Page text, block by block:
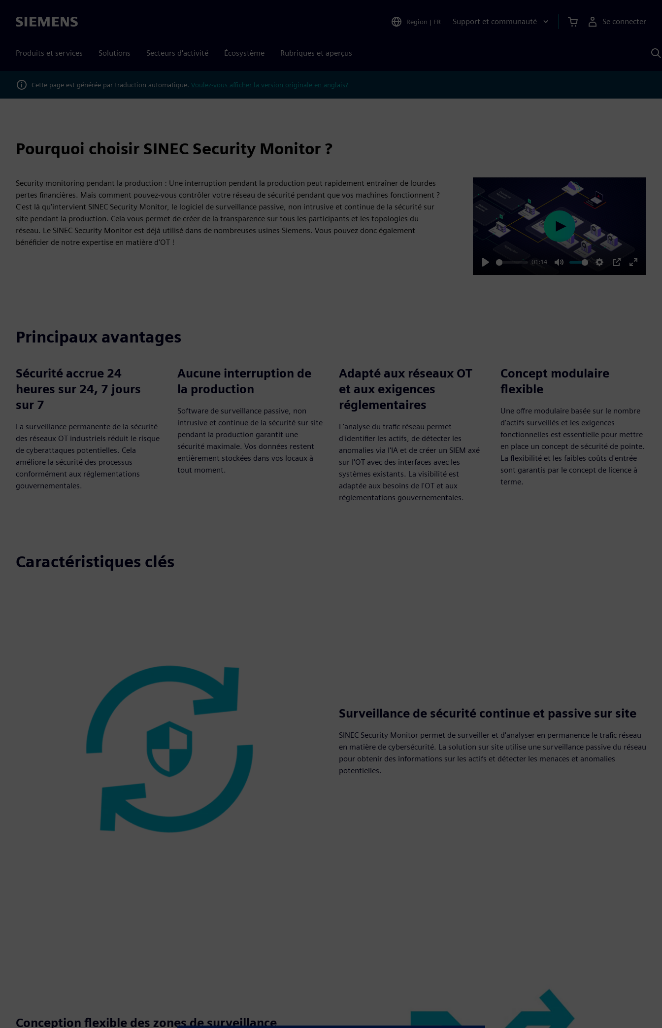
Siemens Region | FR Support et communauté Se connecter
Produits et services Solutions Secteurs d'activité Écosystème Rubriques et aperçus
Cette page est générée par traduction automatique. Voulez-vous afficher la version originale en anglais?
Pourquoi choisir SINEC Security Monitor ?
Security monitoring pendant la production : Une interruption pendant la production peut rapidement entraîner de lourdes
pertes financières. Mais comment pouvez-vous contrôler votre réseau de sécurité pendant que vos machines fonctionnent ?
C'est là qu'intervient SINEC Security Monitor, le logiciel de surveillance passive, non intrusive et continue de la sécurité sur
site pendant la production. Cela vous permet de créer de la transparence sur tous les participants et les topologies du
réseau. Le SINEC Security Monitor est déjà utilisé dans de nombreuses usines Siemens. Vous pouvez donc également
bénéficier de notre expertise en matière d'OT !
Play
01:14
Mute Settings
PIP
Enter
Play
Principaux avantages
Sécurité accrue 24
heures sur 24, 7 jours
sur 7
La surveillance permanente de la sécurité
des réseaux OT industriels réduit le risque
de cyberattaques potentielles. Cela
améliore la sécurité des processus
conformément aux réglementations
gouvernementales.
Aucune interruption de
la production
Software de surveillance passive, non
intrusive et continue de la sécurité sur site
pendant la production garantit une
sécurité maximale. Vos données restent
entièrement stockées dans vos locaux à
tout moment.
Adapté aux réseaux OT
et aux exigences
réglementaires
L'analyse du trafic réseau permet
d'identifier les actifs, de détecter les
anomalies via l'IA et de créer un SIEM axé
sur l'OT avec des interfaces avec les
systèmes existants. La visibilité est
adaptée aux besoins de l'OT et aux
réglementations gouvernementales.
Concept modulaire
flexible
Une offre modulaire basée sur le nombre
d'actifs surveillés et les exigences
fonctionnelles est essentielle pour mettre
en place un concept de sécurité de pointe.
La flexibilité et les faibles coûts d'entrée
sont garantis par le concept de licence à
terme.
Caractéristiques clés
Surveillance de sécurité continue et passive sur site
SINEC Security Monitor permet de surveiller et d'analyser en permanence le trafic réseau
en matière de cybersécurité. La solution sur site utilise une surveillance passive du réseau
pour obtenir des informations sur les actifs et détecter les menaces et anomalies
potentielles.
Conception flexible des zones de surveillance